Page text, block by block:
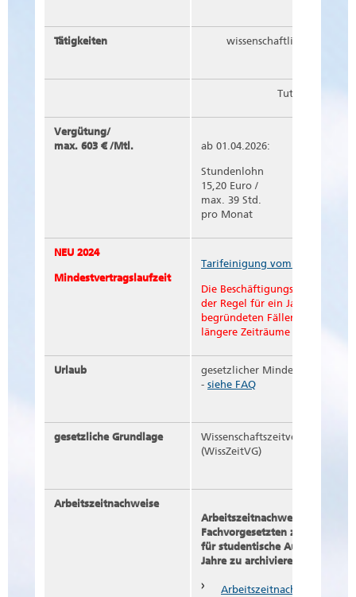
Tätigkeiten wissenschaftliche
Tutoren*innen
Vergütung/
max. 603 € /Mtl.
ab 01.04.2026:
Stundenlohn
15,20 Euro /
max. 39 Std.
pro Monat
NEU 2024
Mindestvertragslaufzeit
Tarifeinigung vom 9.
Die Beschäftigungsverhältnisse
der Regel für ein Jahr
begründeten Fällen können
längere Zeiträume vereinbart
Urlaub
gesetzlicher Mindesturlaub (20
- siehe FAQ
gesetzliche Grundlage
Wissenschaftszeitvertragsgesetz
(WissZeitVG)
Arbeitszeitnachweise
Arbeitszeitnachweise sind von
Fachvorgesetzten zur
für studentische Aushilfen, im
Jahre zu archivieren.
Arbeitszeitnachweis